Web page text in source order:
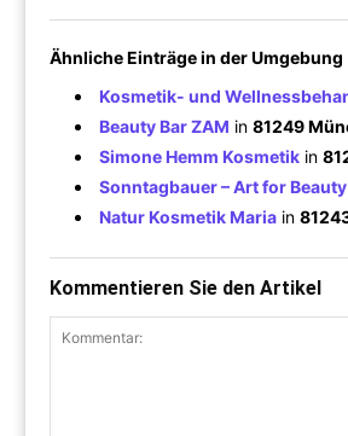
Ähnliche Einträge in der Umgebung
Kosmetik- und
Beauty Bar ZAM in 81249
Simone Hemm Kosmetik in
Sonntagbauer – Art for Beauty
Natur Kosmetik Maria in
Kommentieren Sie den Artikel